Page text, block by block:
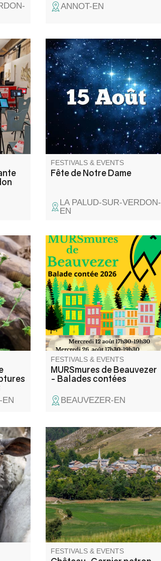
ANNOT-EN
à
un
un
Une
Bals, soirée musicale, concours
de boules, tournoi de foot, jeux
pour enfants… Six jours de fête
clôturés par un aïoli monstre !
FESTIVALS & EVENTS
Fête de Notre Dame
LA PALUD-SUR-VERDON-
EN
Lise
EN
Elli la conteuse vous balade
dans les rues du village et dans
le temps, à travers les
anecdotes glanées auprès des
habitants du village.
FESTIVALS & EVENTS
MURSmures de Beauvezer
- Balades contées
BEAUVEZER-EN
Messe en l'église suivie d'un
apéritif offert par la
municipalité. Concours de
boules en doublette choie/ 3
boules et soirée fluo animée
avec DJ Totor. Buvette et
snacking du comité des fêtes
sur place.
FESTIVALS & EVENTS